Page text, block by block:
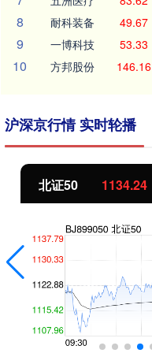
8 耐科装备 49.67
9 一博科技 53.33
10 方邦股份 146.16
沪深京行情 实时轮播
北证50 1134.24